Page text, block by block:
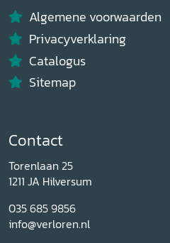
Algemene voorwaarden
Privacyverklaring
Catalogus
Sitemap
Contact
Torenlaan 25
1211 JA Hilversum
035 685 9856
info@verloren.nl